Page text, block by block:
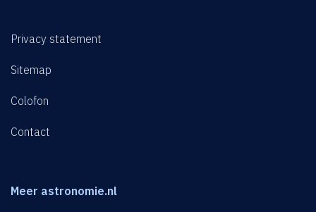
Privacy statement
Sitemap
Colofon
Contact
Meer astronomie.nl